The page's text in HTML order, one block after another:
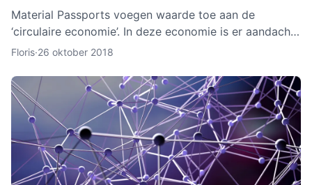
Material Passports voegen waarde toe aan de
‘circulaire economie’. In deze economie is er aandacht
voor het hergebruik van materialen. We gaan dan
Floris·26 oktober 2018